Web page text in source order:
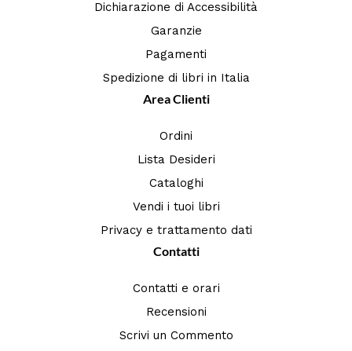
Dichiarazione di Accessibilità
Garanzie
Pagamenti
Spedizione di libri in Italia
Area Clienti
Ordini
Lista Desideri
Cataloghi
Vendi i tuoi libri
Privacy e trattamento dati
Contatti
Contatti e orari
Recensioni
Scrivi un Commento